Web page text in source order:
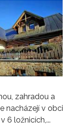
zahradou a
nacházejí v obci
6 ložnicích,...